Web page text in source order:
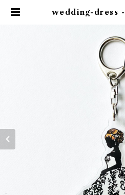
wedding-dress -